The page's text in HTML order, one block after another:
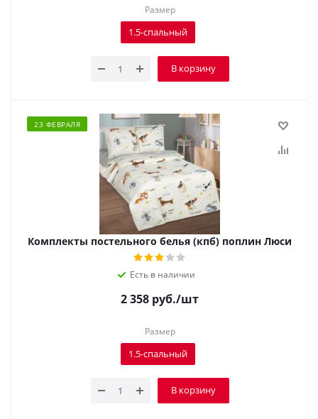
Размер
1.5-спальный
В корзину
23 ФЕВРАЛЯ
Комплекты постельного белья (кпб) поплин Люси
Есть в наличии
2 358 руб./шт
Размер
1.5-спальный
В корзину